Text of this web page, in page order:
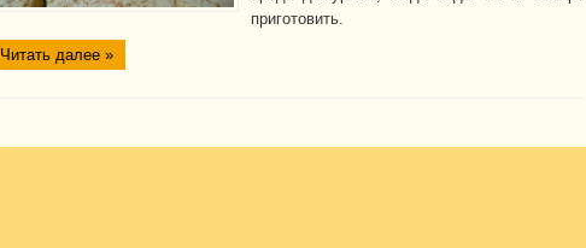
приготовить.
Читать далее »